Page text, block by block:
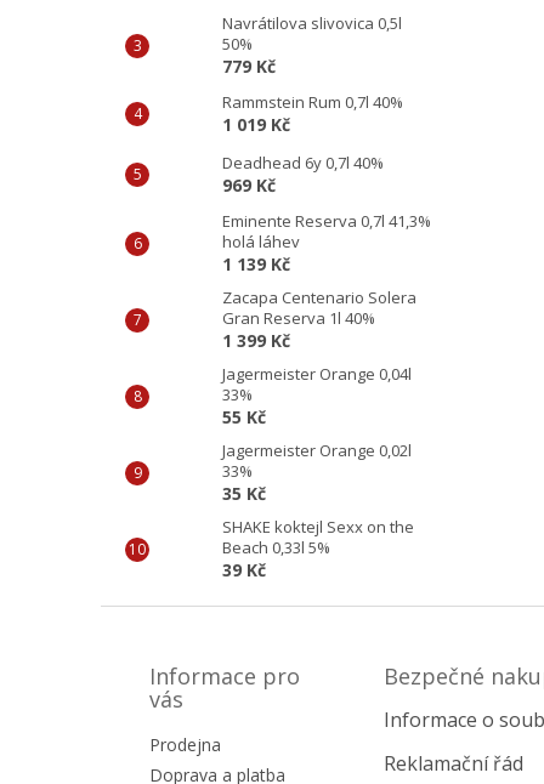
Navrátilova slivovica 0,5l
50%
779 Kč
Rammstein Rum 0,7l 40%
1 019 Kč
Deadhead 6y 0,7l 40%
969 Kč
Eminente Reserva 0,7l 41,3%
holá láhev
1 139 Kč
Zacapa Centenario Solera
Gran Reserva 1l 40%
1 399 Kč
Jagermeister Orange 0,04l
33%
55 Kč
Jagermeister Orange 0,02l
33%
35 Kč
SHAKE koktejl Sexx on the
Beach 0,33l 5%
39 Kč
Informace pro
vás
Prodejna
Doprava a platba
Bezpečné
Informace o
Reklamační řád